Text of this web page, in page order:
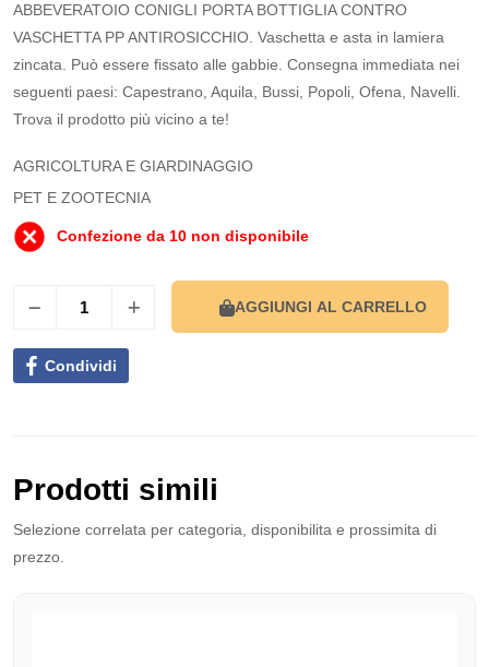
ABBEVERATOIO CONIGLI PORTA BOTTIGLIA CONTRO
VASCHETTA PP ANTIROSICCHIO. Vaschetta e asta in lamiera
zincata. Può essere fissato alle gabbie. Consegna immediata nei
seguenti paesi: Capestrano, Aquila, Bussi, Popoli, Ofena, Navelli.
Trova il prodotto più vicino a te!
AGRICOLTURA E GIARDINAGGIO
PET E ZOOTECNIA
Confezione da 10 non disponibile
AGGIUNGI AL CARRELLO
Condividi
Prodotti simili
Selezione correlata per categoria, disponibilita e prossimita di
prezzo.